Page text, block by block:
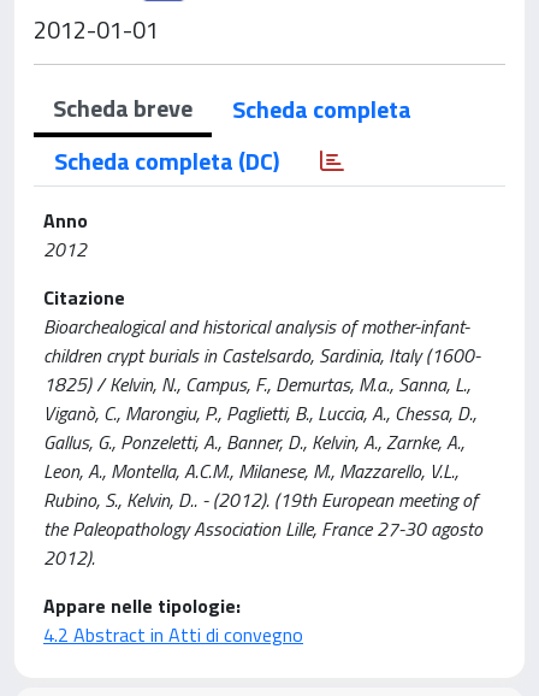
2012-01-01
Scheda breve
Scheda completa
Scheda completa (DC)
Anno
2012
Citazione
Bioarchealogical and historical analysis of mother-infant-
children crypt burials in Castelsardo, Sardinia, Italy (1600-
1825) / Kelvin, N., Campus, F., Demurtas, M.a., Sanna, L.,
Viganò, C., Marongiu, P., Paglietti, B., Luccia, A., Chessa, D.,
Gallus, G., Ponzeletti, A., Banner, D., Kelvin, A., Zarnke, A.,
Leon, A., Montella, A.C.M., Milanese, M., Mazzarello, V.L.,
Rubino, S., Kelvin, D.. - (2012). (19th European meeting of
the Paleopathology Association Lille, France 27-30 agosto
2012).
Appare nelle tipologie:
4.2 Abstract in Atti di convegno